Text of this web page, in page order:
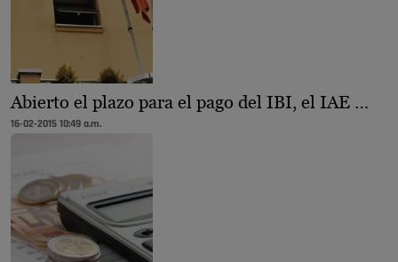
Abierto el plazo para el pago del IBI, el IAE …
16-02-2015 10:49 a.m.